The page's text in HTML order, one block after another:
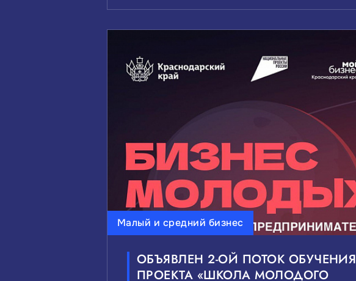
Малый и средний бизнес
ОБЪЯВЛЕН 2-ОЙ ПОТОК ОБУЧЕНИЯ
ПРОЕКТА «ШКОЛА МОЛОДОГО